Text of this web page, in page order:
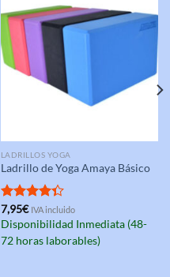
LADRILLOS YOGA
Ladrillo de Yoga Amaya Básico
Valorado
con4.33
de 5
7,95€ IVA incluido
Disponibilidad Inmediata (48-
72 horas laborables)